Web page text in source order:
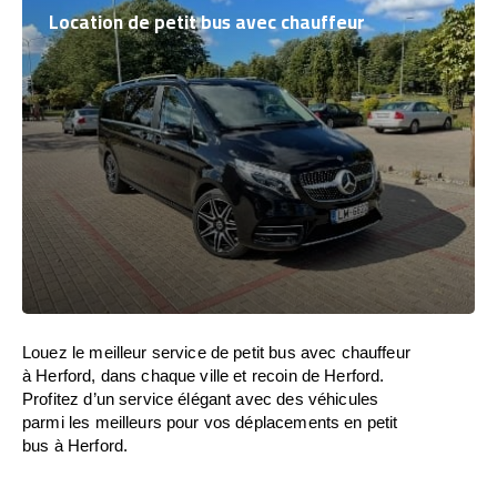
Location de petit bus avec chauffeur
Louez le meilleur service de petit bus avec chauffeur
à Herford, dans chaque ville et recoin de Herford.
Profitez d’un service élégant avec des véhicules
parmi les meilleurs pour vos déplacements en petit
bus à Herford.